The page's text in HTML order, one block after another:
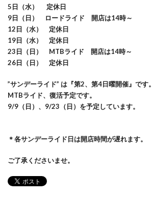
5日（水） 定休日
9日（日）
ロードライド 開店は14時～
12日（水） 定休日
19日（水） 定休日
23日（日） MTBライド 開店は14時～
26日（日） 定休日
”サンデーライド” は『第2、第4日曜開催』です。
MTBライド、復活予定です。
9/9（日）、9/23（日）を予定しています。
＊各サンデーライド日は開店時間が遅れます。
ご了承くださいませ。